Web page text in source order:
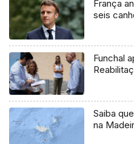
França
seis
Funchal
Saiba
na